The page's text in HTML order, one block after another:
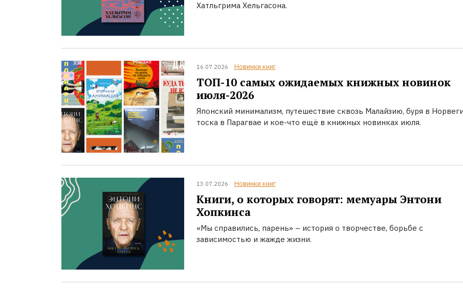
Хатльгрима Хельгасона.
16.07.2026 Новинки книг
ТОП-10 самых ожидаемых книжных новинок
июля-2026
Японский минимализм, путешествие сквозь Малайзию, буря в
тоска в Парагвае и кое-что ещё в книжных новинках июля.
13.07.2026 Новинки книг
Книги, о которых говорят: мемуары Энтони
Хопкинса
«Мы справились, парень» – история о творчестве, борьбе с
зависимостью и жажде жизни.